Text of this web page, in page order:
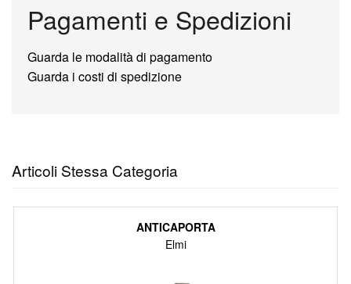
Pagamenti e Spedizioni
Guarda le modalità di pagamento
Guarda i costi di spedizione
Articoli Stessa Categoria
ANTICAPORTA
Elmi